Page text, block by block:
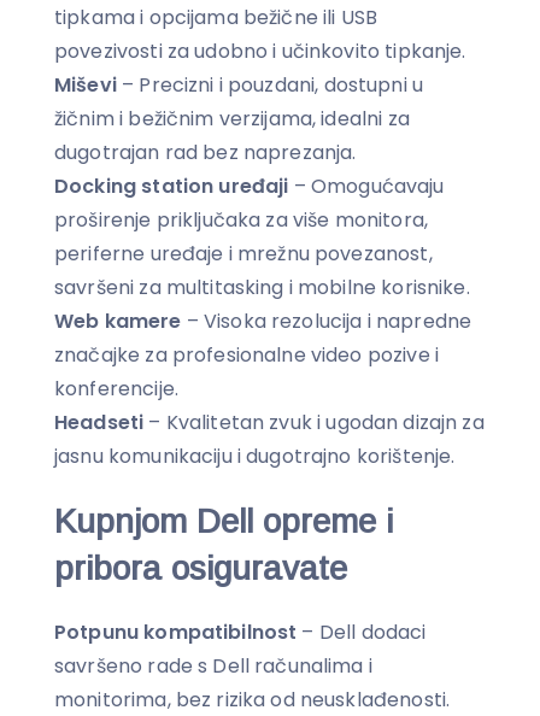
tipkama i opcijama bežične ili USB
povezivosti za udobno i učinkovito tipkanje.
Miševi– Precizni i pouzdani, dostupni u
žičnim i bežičnim verzijama, idealni za
dugotrajan rad bez naprezanja.
Docking station uređaji – Omogućavaju
proširenje priključaka za više monitora,
periferne uređaje i mrežnu povezanost,
savršeni za multitasking i mobilne korisnike.
Web kamere – Visoka rezolucija i napredne
značajke za profesionalne video pozive i
konferencije.
Headseti – Kvalitetan zvuk i ugodan dizajn za
jasnu komunikaciju i dugotrajno korištenje.
Kupnjom Dell opreme i
pribora osiguravate
Potpunu kompatibilnost – Dell dodaci
savršeno rade s Dell računalima i
monitorima, bez rizika od neusklađenosti.